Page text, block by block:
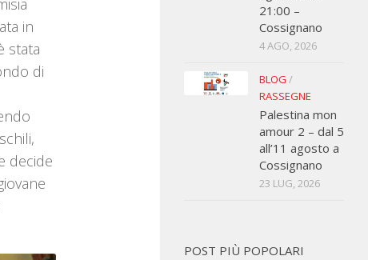
in
stata
di
decide
21:00 –
Cossignano
4 AGO, 2026
BLOG /
RASSEGNE
Palestina mon
amour 2 – dal 5
all’11 agosto a
Cossignano
23 LUG, 2026
POST PIÙ POPOLARI